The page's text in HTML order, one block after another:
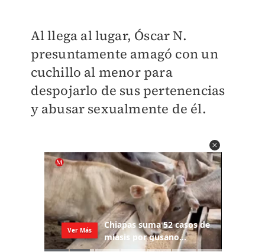
Al llega al lugar, Óscar N.
presuntamente amagó con un
cuchillo al menor para
despojarlo de sus pertenencias
y abusar sexualmente de él.